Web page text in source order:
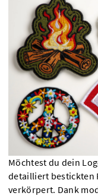
Möchtest du dein
detailliert bestickten
verkörpert. Dank